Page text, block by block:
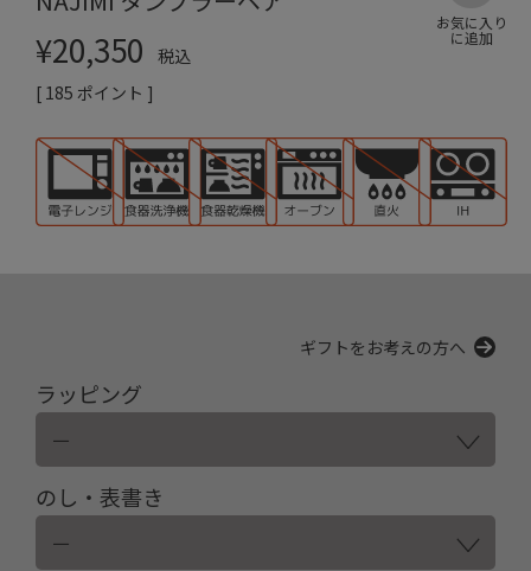
¥20,350
税込
[ 185 ポイント ]
ギフトをお考えの方へ
ラッピング
のし・表書き